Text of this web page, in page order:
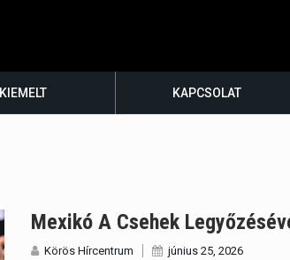
KIEMELT KAPCSOLAT
Mexikó A Csehek
Körös Hírcentrum június 25, 2026